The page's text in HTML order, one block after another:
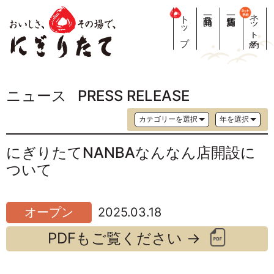
トップ ネット予約
にぎりたてNANBAなんなん店開設に
ついて
ニュース PRESS RELEASE
オープン 2025.03.18
PDFもご覧ください →